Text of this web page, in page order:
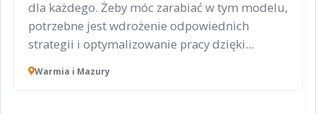
dla każdego. Żeby móc zarabiać w tym modelu,
potrzebne jest wdrożenie odpowiednich
strategii i optymalizowanie pracy dzięki...
Warmia i Mazury